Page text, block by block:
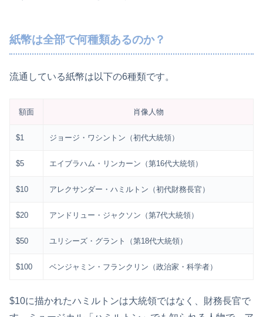
紙幣は全部で何種類あるのか？
流通している紙幣は以下の6種類です。
額面 肖像人物
$1 ジョージ・ワシントン（初代大統領）
$5 エイブラハム・リンカーン（第16代大統領）
$10 アレクサンダー・ハミルトン（初代財務長官）
$20 アンドリュー・ジャクソン（第7代大統領）
$50 ユリシーズ・グラント（第18代大統領）
$100 ベンジャミン・フランクリン（政治家・科学者）
$10に描かれたハミルトンは大統領ではなく、財務長官で